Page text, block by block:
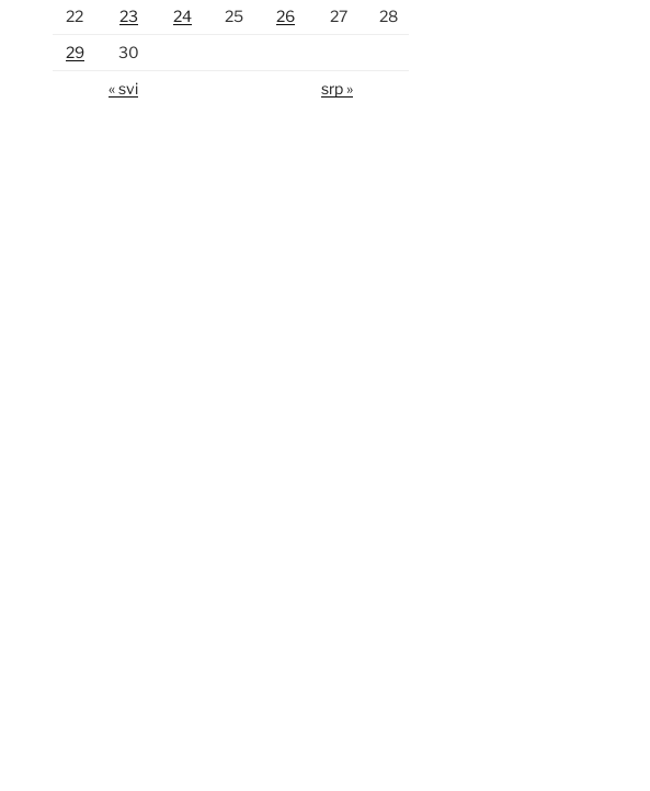
22
23 24 25 26 27
28
29
30
« svi
srp »